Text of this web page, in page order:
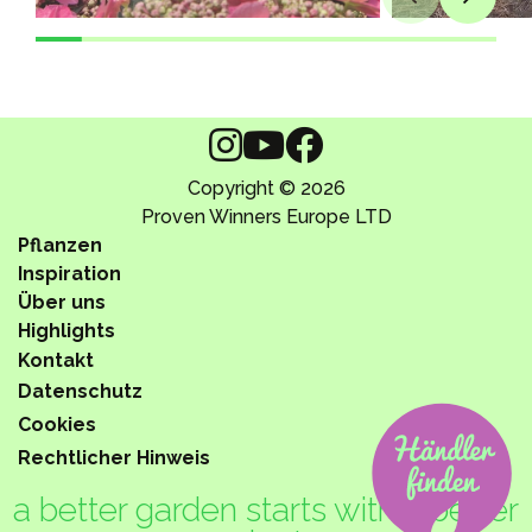
Copyright © 2026
Proven Winners Europe LTD
Pflanzen
Inspiration
Über uns
Datenschutz
Cookies
Rechtlicher Hinweis
Highlights
Kontakt
a better garden starts with a better